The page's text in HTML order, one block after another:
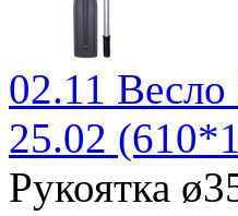
02.11 Весло
25.02
Рукоятка